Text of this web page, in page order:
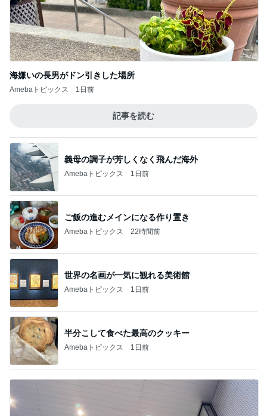
海嫌いの長男がドン引きした場所
Amebaトピックス 1日前
記事を読む
義母の調子が芳しくなく飛んだ海外
Amebaトピックス 1日前
ご飯の進むメインになる作り置き
Amebaトピックス 22時間前
世界の名画が一気に観れる美術館
Amebaトピックス 1日前
半分こして食べた最高のクッキー
Amebaトピックス 1日前